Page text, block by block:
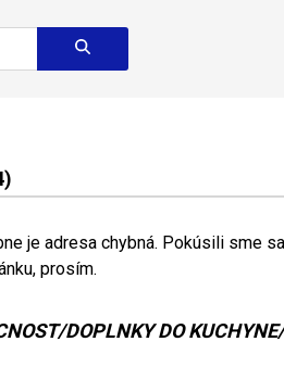
je adresa chybná. Pokúsili sme
prosím.
DOPLNKY DO